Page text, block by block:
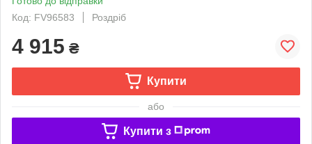
Код: FV96583
Роздріб
4 915 ₴
Купити
або
Купити з